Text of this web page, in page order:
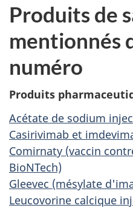
Produits de
mentionnés
numéro
Produits
Acétate de sodium
Casirivimab et
Comirnaty (vaccin
BioNTech)
Gleevec (mésylate
Leucovorine calcique